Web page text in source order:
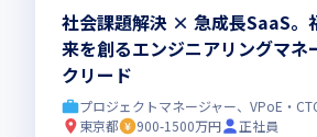
社会課題解決 × 急成長SaaS。
来を創るエンジニアリングマネ
クリード
プロジェクトマネージャー、VPoE・
東京都
900-1500万円
正社員